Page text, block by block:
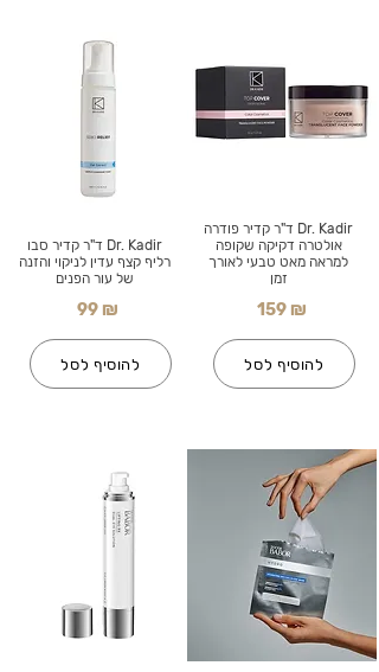
Dr. Kadir ד"ר קדיר סבו
רליף קצף עדין לניקוי והזנה
של עור הפנים
99 ₪
להוסיף לסל
Dr. Kadir ד"ר קדיר פודרה
אולטרה דקיקה שקופה
למראה מאט טבעי לאורך
זמן
159 ₪
להוסיף לסל